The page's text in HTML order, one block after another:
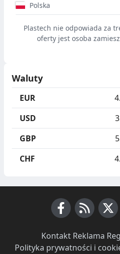
Polska
Plastech nie odpowiada za
oferty jest osoba
Waluty
EUR
USD
GBP
CHF
Kontakt· Reklama
Polityka prywatności i